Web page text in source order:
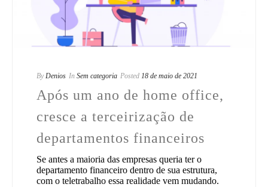
By Denios In Sem categoria Posted 18 de maio de 2021
Após um ano de home office,
cresce a terceirização de
departamentos financeiros
Se antes a maioria das empresas queria ter o
departamento financeiro dentro de sua estrutura,
com o teletrabalho essa realidade vem mudando.